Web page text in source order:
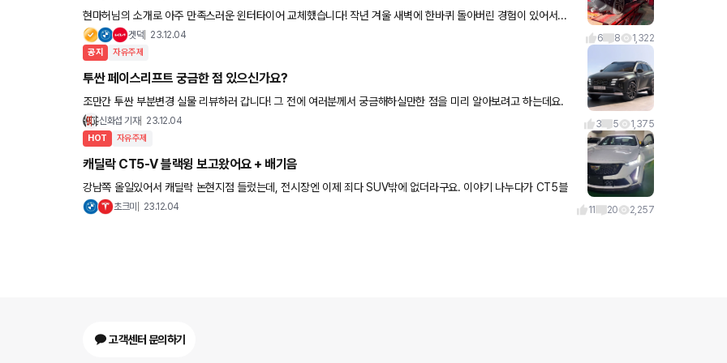
현마허님의 소개로 아주 만족스러운 윈터타이어 교체했습니다! 작년 겨울 새벽에 한바퀴 돌아버린 경험이 있어서...
겟덕 23.12.04 6 8 1,322
공지 자유주제
투싼 페이스리프트 궁금한 점 있으신가요?
조만간 투싼 부분변경 실물 리뷰하러 갑니다! 그 전에 여러분께서 궁금해하실만한 점을 미리 알아보려고 하는데요.
궁금한 점 있으면 댓글로 남겨주시면 가능한 리뷰에서 답해드릴 수 있도록 하겠습니다!
신화섭 기자 23.12.04 3 5 1,375
HOT 자유주제
캐딜락 CT5-V 블랙윙 보고왔어요 + 배기음
강남쪽 올일있어서 캐딜락 논현지점 들렀는데, 전시장엔 이제 죄다 SUV밖에 없더라구요. 이야기 나누다가 CT5블
랙윙을 물어봤는데, 이놈은 희안하게 재고가 있다고 하셔서 보러내려갔죠 ㅎ 원래 보기
초크미 23.12.04 11 20 2,257
고객센터 문의하기